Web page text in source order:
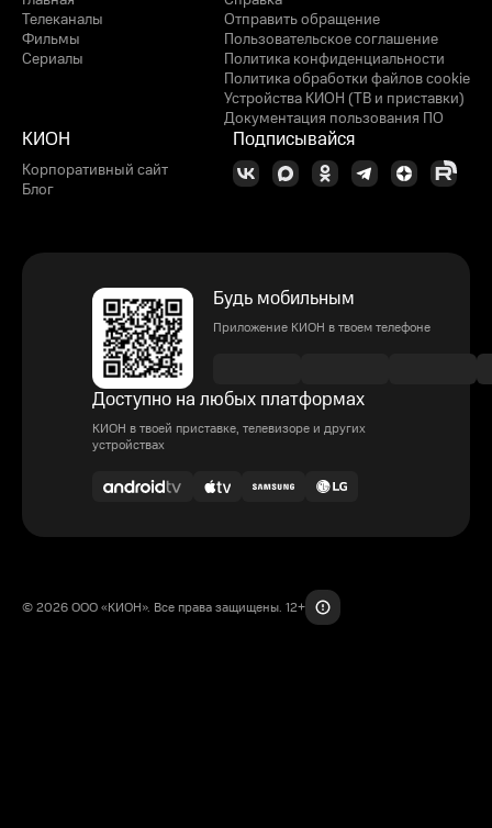
Телеканалы
Фильмы
Сериалы
Отправить обращение
Пользовательское соглашение
Политика конфиденциальности
Политика обработки файлов cookie
Устройства КИОН (ТВ и приставки)
Документация пользования ПО
КИОН
Корпоративный сайт
Блог
Подписывайся
Будь мобильным
Приложение КИОН в твоем телефоне
Доступно на любых платформах
КИОН в твоей приставке, телевизоре и других
устройствах
© 2026 ООО «КИОН». Все права защищены. 12+